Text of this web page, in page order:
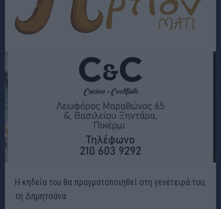
Η κηδεία του θα πραγματοποιηθεί στη γενέτειρά του,
τη Δημητσάνα